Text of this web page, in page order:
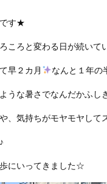
です★
ころと変わる日が続いて
早２カ月 なんと１年の
うな暑さでなんだかふし
、気持ちがモヤモヤして
にいってきました☆